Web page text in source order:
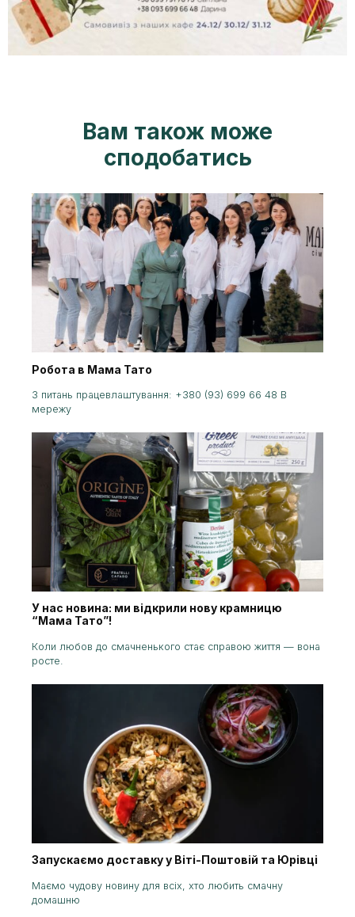
Вам також може
сподобатись
Робота в Мама Тато
З питань працевлаштування: +380 (93) 699 66 48 В
мережу
У нас новина: ми відкрили нову крамницю
“Мама Тато”!
Коли любов до смачненького стає справою життя — вона
росте.
Запускаємо доставку у Віті-Поштовій та Юрівці
Маємо чудову новину для всіх, хто любить смачну
домашню